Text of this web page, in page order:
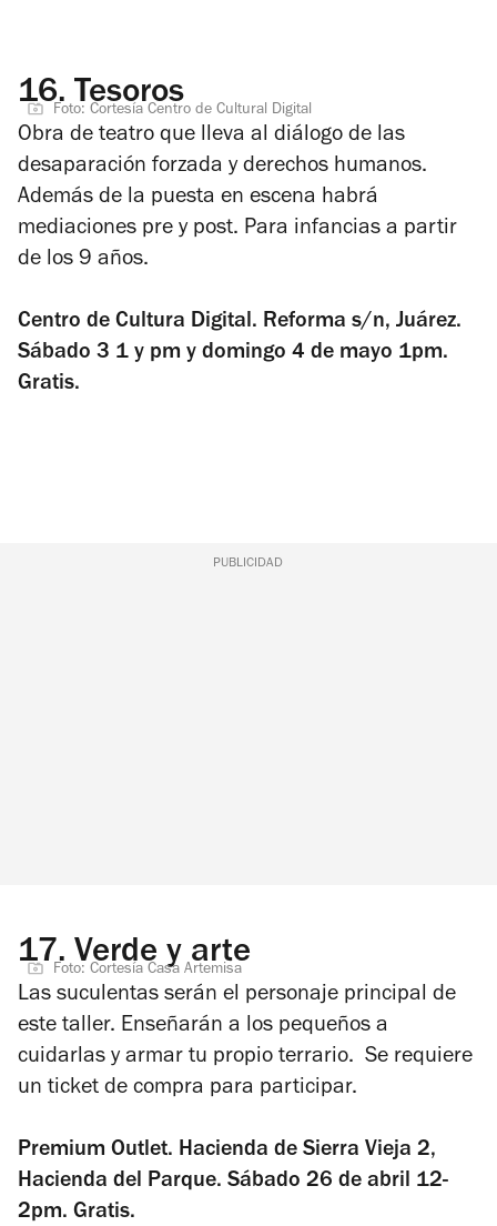
16.Tesoros
Foto: Cortesía Centro de Cultural Digital
Obra de teatro que lleva al diálogo de las
desaparación forzada y derechos humanos.
Además de la puesta en escena habrá
mediaciones pre y post. Para infancias a partir
de los 9 años.
Centro de Cultura Digital. Reforma s/n, Juárez.
Sábado 3 1 y pm y domingo 4 de mayo 1pm.
Gratis.
PUBLICIDAD
17.Verde y arte
Foto: Cortesía Casa Artemisa
Las suculentas serán el personaje principal de
este taller. Enseñarán a los pequeños a
cuidarlas y armar tu propio terrario. Se requiere
un ticket de compra para participar.
Premium Outlet. Hacienda de Sierra Vieja 2,
Hacienda del Parque. Sábado 26 de abril 12-
2pm. Gratis.